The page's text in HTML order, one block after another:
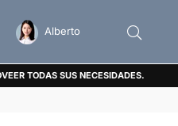
Alberto
TODAS SUS NECESIDADES.